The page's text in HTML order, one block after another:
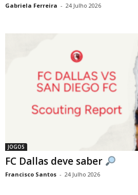
Gabriela Ferreira - 24 Julho 2026
JOGOS
FC Dallas deve saber
Francisco Santos - 24 Julho 2026